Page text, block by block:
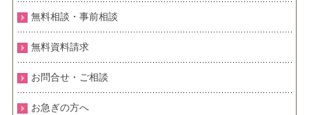
無料相談・事前相談
無料資料請求
お問合せ・ご相談
お急ぎの方へ